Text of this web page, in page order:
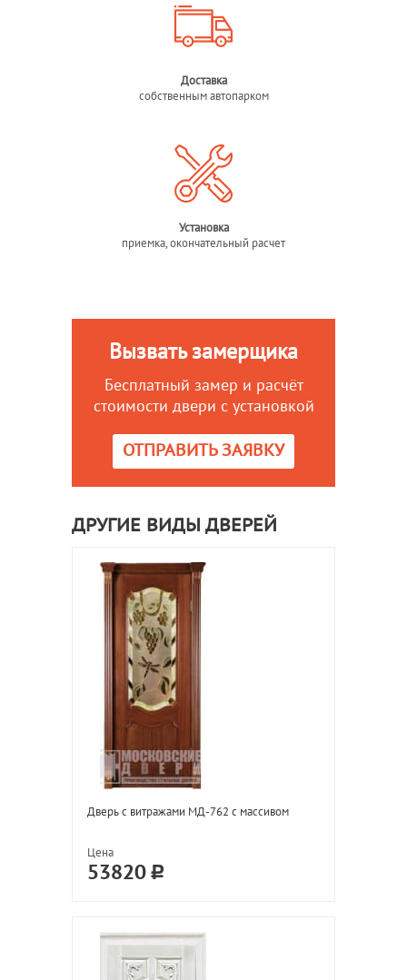
Доставка
собственным автопарком
Установка
приемка, окончательный расчет
Вызвать замерщика
Бесплатный замер и расчёт
стоимости двери с установкой
ОТПРАВИТЬ ЗАЯВКУ
ДРУГИЕ ВИДЫ ДВЕРЕЙ
Дверь с витражами МД-762 с массивом
Цена
53820